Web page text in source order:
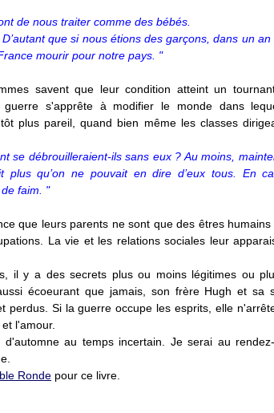
de nous traiter comme des bébés.
que si nous étions des garçons, dans un an
mourir pour notre pays. "
savent que leur condition atteint un
guerre s'apprête à modifier le monde dans
plus pareil, quand bien même les classes
se débrouilleraient-ils sans eux ? Au moins,
plus qu’on ne pouvait en dire d’eux tous. En
faim. "
que leurs parents ne sont que des êtres humains
La vie et les relations sociales leur
il y a des secrets plus ou moins légitimes ou
écoeurant que jamais, son frère Hugh et sa
perdus. Si la guerre occupe les esprits, elle
l'amour.
au temps incertain. Je serai au
Ronde pour ce livre.